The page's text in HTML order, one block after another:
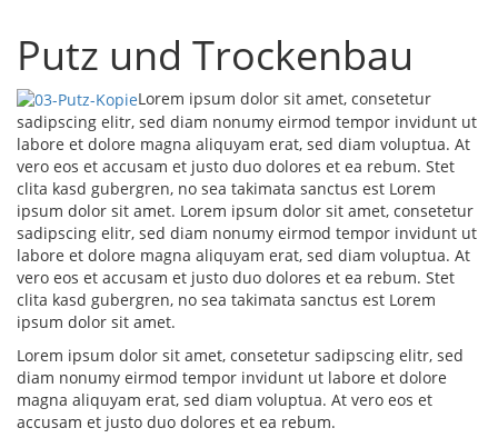
Putz und Trockenbau
Lorem ipsum dolor sit amet, consetetur
sadipscing elitr, sed diam nonumy eirmod tempor invidunt ut
labore et dolore magna aliquyam erat, sed diam voluptua. At
vero eos et accusam et justo duo dolores et ea rebum. Stet
clita kasd gubergren, no sea takimata sanctus est Lorem
ipsum dolor sit amet. Lorem ipsum dolor sit amet, consetetur
sadipscing elitr, sed diam nonumy eirmod tempor invidunt ut
labore et dolore magna aliquyam erat, sed diam voluptua. At
vero eos et accusam et justo duo dolores et ea rebum. Stet
clita kasd gubergren, no sea takimata sanctus est Lorem
ipsum dolor sit amet.
Lorem ipsum dolor sit amet, consetetur sadipscing elitr, sed
diam nonumy eirmod tempor invidunt ut labore et dolore
magna aliquyam erat, sed diam voluptua. At vero eos et
accusam et justo duo dolores et ea rebum.